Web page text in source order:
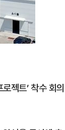
젝트’ 착수 회의